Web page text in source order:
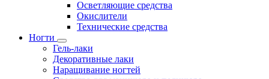
Осветляющие средства
Окислители
Технические средства
Ногти
Гель-лаки
Декоративные лаки
Наращивание ногтей